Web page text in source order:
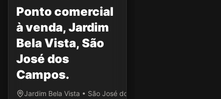
Ponto comercial
à venda, Jardim
Bela Vista, São
José dos
Campos.
Jardim Bela Vista • São José dos Campos/SP